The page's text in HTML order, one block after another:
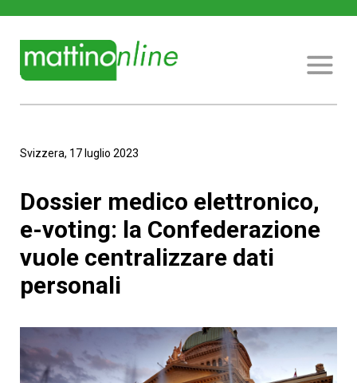
Svizzera, 17 luglio 2023
Dossier medico elettronico,
e-voting: la Confederazione
vuole centralizzare dati
personali